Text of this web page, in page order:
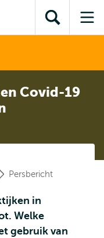
Direct naar
subnavigatieToon
zoekveld
Covid-19
Persbericht
in
Welke
gebruik van